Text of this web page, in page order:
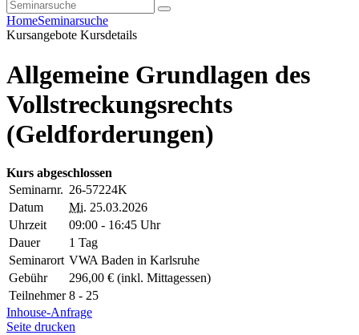
HomeSeminarsuche
Kursangebote Kursdetails
Allgemeine Grundlagen des
Vollstreckungsrechts
(Geldforderungen)
Kurs abgeschlossen
Seminarnr. 26-57224K
Datum
Mi. 25.03.2026
Uhrzeit
09:00 - 16:45 Uhr
Dauer
1 Tag
Seminarort VWA Baden in Karlsruhe
Gebühr
296,00 € (inkl. Mittagessen)
Teilnehmer 8 - 25
Inhouse-Anfrage
Seite drucken